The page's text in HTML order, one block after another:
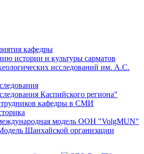
кафедры
истории и культуры сарматов
исследований им. А.С.
Каспийского региона"
кафедры в СМИ
модель ООН "VolgMUN"
Шанхайской организации